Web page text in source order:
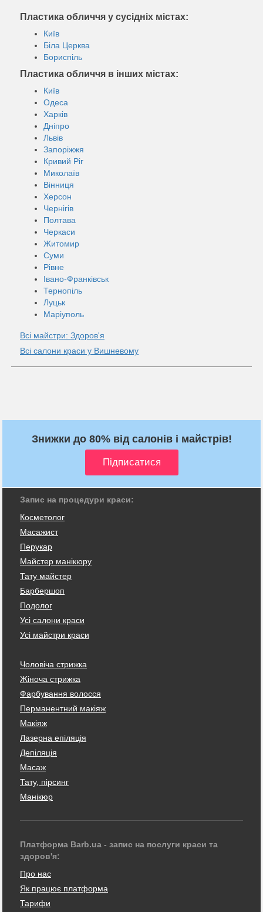
Пластика обличчя у сусідніх містах:
Київ
Біла Церква
Бориспіль
Пластика обличчя в інших містах:
Київ
Одеса
Харків
Дніпро
Львів
Запоріжжя
Кривий Ріг
Миколаїв
Вінниця
Херсон
Чернігів
Полтава
Черкаси
Житомир
Суми
Рівне
Івано-Франківськ
Тернопіль
Луцьк
Маріуполь
Всі майстри: Здоров'я
Всі салони краси у Вишневому
Знижки до 80% від салонів і майстрів!
Запис на процедури краси:
Косметолог
Масажист
Перукар
Майстер манікюру
Тату майстер
Барбершоп
Подолог
Усі салони краси
Усі майстри краси
Чоловіча стрижка
Жіноча стрижка
Фарбування волосся
Перманентний макіяж
Макіяж
Лазерна епіляція
Депіляція
Масаж
Тату, пірсинг
Манікюр
Платформа Barb.ua - запис на послуги краси та
здоров'я:
Про нас
Як працює платформа
Тарифи